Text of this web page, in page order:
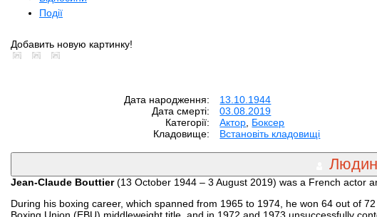
Події
Добавить новую картинку!
Дата народження:
13.10.1944
Дата смерті:
03.08.2019
Категорії:
Aктор Боксер
Кладовище:
Встановіть кладовищі
Jean-Claude Bouttier(13 October 1944 – 3 August 2019) was a French actor
During his boxing career, which spanned from 1965 to 1974, he won 64 out of